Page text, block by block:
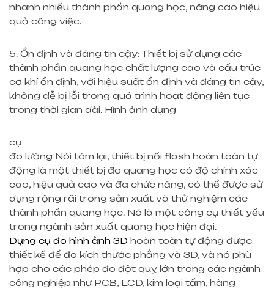
nhanh nhiều thành phần quang học, nâng cao hiệu
quả công việc.
5. Ổn định và đáng tin cậy: Thiết bị sử dụng các
thành phần quang học chất lượng cao và cấu trúc
cơ khí ổn định, với hiệu suất ổn định và đáng tin cậy,
không dễ bị lỗi trong quá trình hoạt động liên tục
trong thời gian dài. Hình ảnh dụng
cụ
đo lường Nói tóm lại, thiết bị nối flash hoàn toàn tự
động là một thiết bị đo quang học có độ chính xác
cao, hiệu quả cao và đa chức năng, có thể được sử
dụng rộng rãi trong sản xuất và thử nghiệm các
thành phần quang học. Nó là một công cụ thiết yếu
trong ngành sản xuất quang học hiện đại.
Dụng cụ đo hình ảnh 3D hoàn toàn tự động được
thiết kế để đo kích thước phẳng và 3D, và nó phù
hợp cho các phép đo đột quỵ lớn trong các ngành
công nghiệp như PCB, LCD, kim loại tấm, hàng